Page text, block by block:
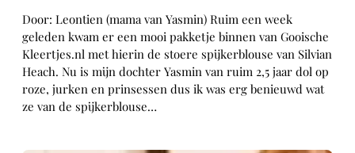
Door: Leontien (mama van Yasmin) Ruim een week
geleden kwam er een mooi pakketje binnen van Gooische
Kleertjes.nl met hierin de stoere spijkerblouse van Silvian
Heach. Nu is mijn dochter Yasmin van ruim 2,5 jaar dol op
roze, jurken en prinsessen dus ik was erg benieuwd wat
ze van de spijkerblouse…